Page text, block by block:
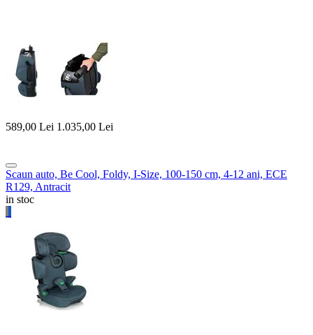
589,00 Lei 1.035,00 Lei
Scaun auto, Be Cool, Foldy, I-Size, 100-150 cm, 4-12 ani, ECE
R129, Antracit
in stoc